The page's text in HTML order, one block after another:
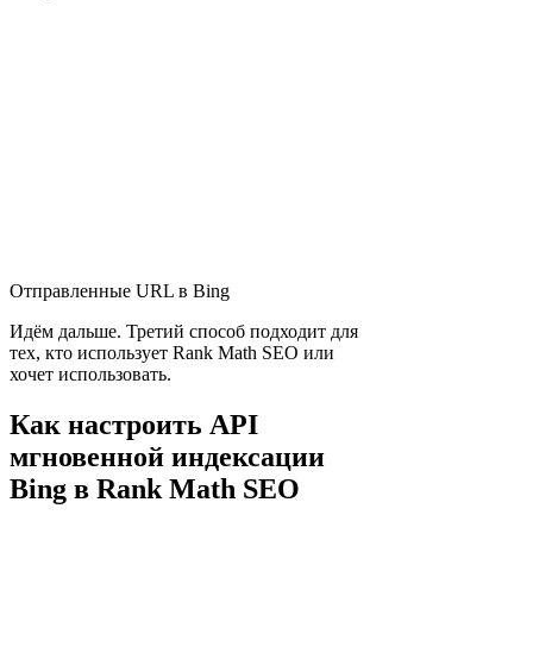
Отправленные URL в Bing
Идём дальше. Третий способ подходит для
тех, кто использует Rank Math SEO или
хочет использовать.
Как настроить API
мгновенной индексации
Bing в Rank Math SEO